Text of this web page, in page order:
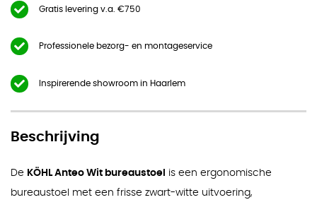
Gratis levering v.a. €750
Professionele bezorg- en montageservice
Inspirerende showroom in Haarlem
Beschrijving
De KÖHL Anteo Wit bureaustoel
is een ergonomische
bureaustoel met een frisse zwart-witte uitvoering,